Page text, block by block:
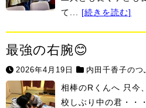
て... [続きを読む]
最強の右腕😊
2026年4月19日 内田千香子のつ
相棒のRくんへ 只今
校しぶり中の君・・